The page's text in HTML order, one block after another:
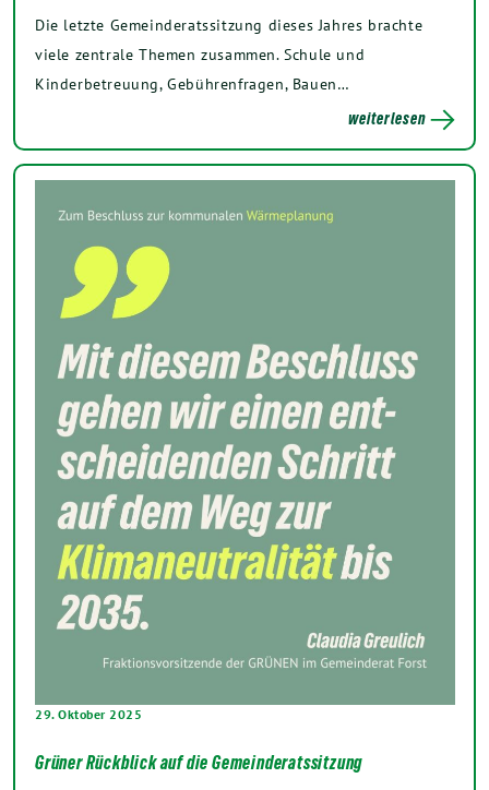
Die letzte Gemeinderatssitzung dieses Jahres brachte
viele zentrale Themen zusammen. Schule und
Kinderbetreuung, Gebührenfragen, Bauen…
weiterlesen
29. Oktober 2025
Grüner Rückblick auf die Gemeinderatssitzung